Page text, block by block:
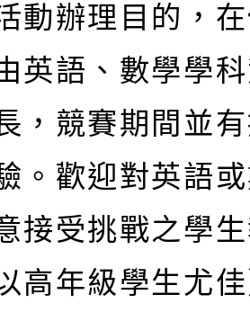
動辦理目的，
英語、數學學
，競賽期間並
。歡迎對英語
接受挑戰之學
高年級學生尤